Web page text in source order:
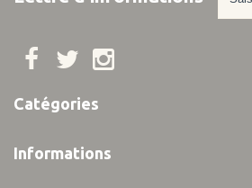
Catégories
Informations